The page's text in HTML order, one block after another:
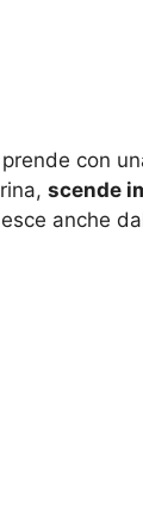
con
scende
anche